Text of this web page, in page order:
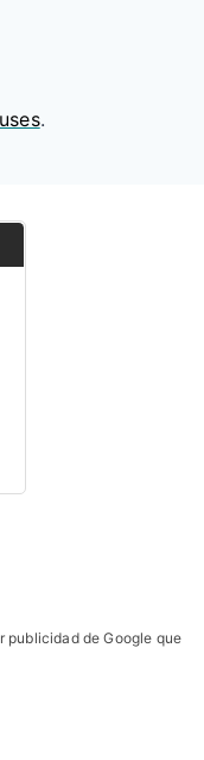
.
publicidad de Google que